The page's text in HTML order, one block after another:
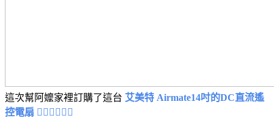
這次幫阿嬤家裡訂購了這台 艾美特 Airmate14吋的DC直流遙
控電扇 😶‍🌫️😶‍🌫️😶‍🌫️